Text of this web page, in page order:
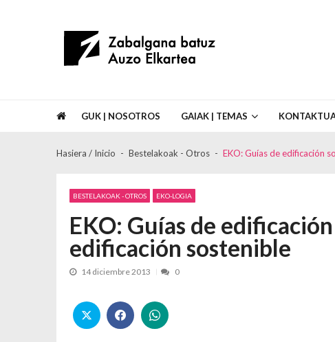
Asociación de Vecinos Zabalgana Batuz
GUK | NOSOTROS GAIAK | TEMAS
Hasiera / Inicio Bestelakoak - Otros EKO: Guías de edificación
BESTELAKOAK - OTROS EKO-LOGIA
EKO: Guías de
edificación sostenible
14 diciembre 2013 0